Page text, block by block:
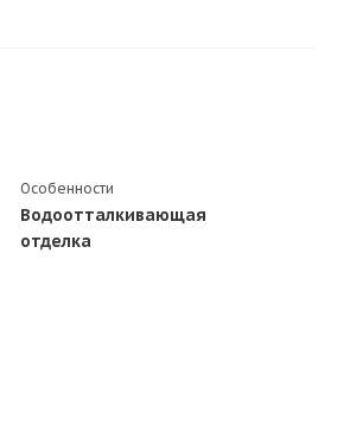
Особенности
Водоотталкивающая
отделка